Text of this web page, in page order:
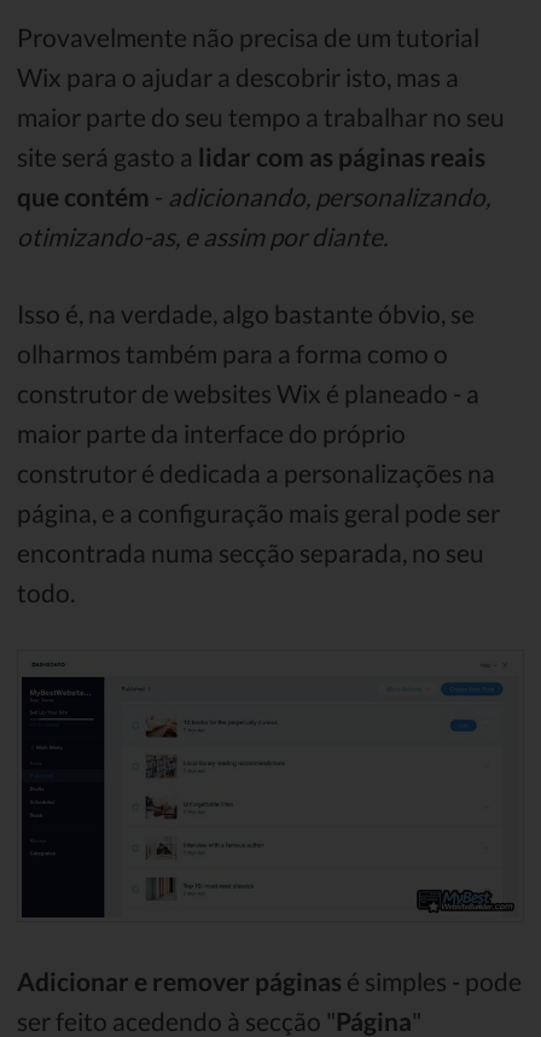
Provavelmente não precisa de um tutorial
Wix para o ajudar a descobrir isto, mas a
maior parte do seu tempo a trabalhar no seu
site será gasto a lidar com as páginas reais
que contém - adicionando, personalizando,
otimizando-as, e assim por diante.
Isso é, na verdade, algo bastante óbvio, se
olharmos também para a forma como o
construtor de websites Wix é planeado - a
maior parte da interface do próprio
construtor é dedicada a personalizações na
página, e a configuração mais geral pode ser
encontrada numa secção separada, no seu
todo.
Adicionar e remover páginas é simples - pode
ser feito acedendo à secção "Página"